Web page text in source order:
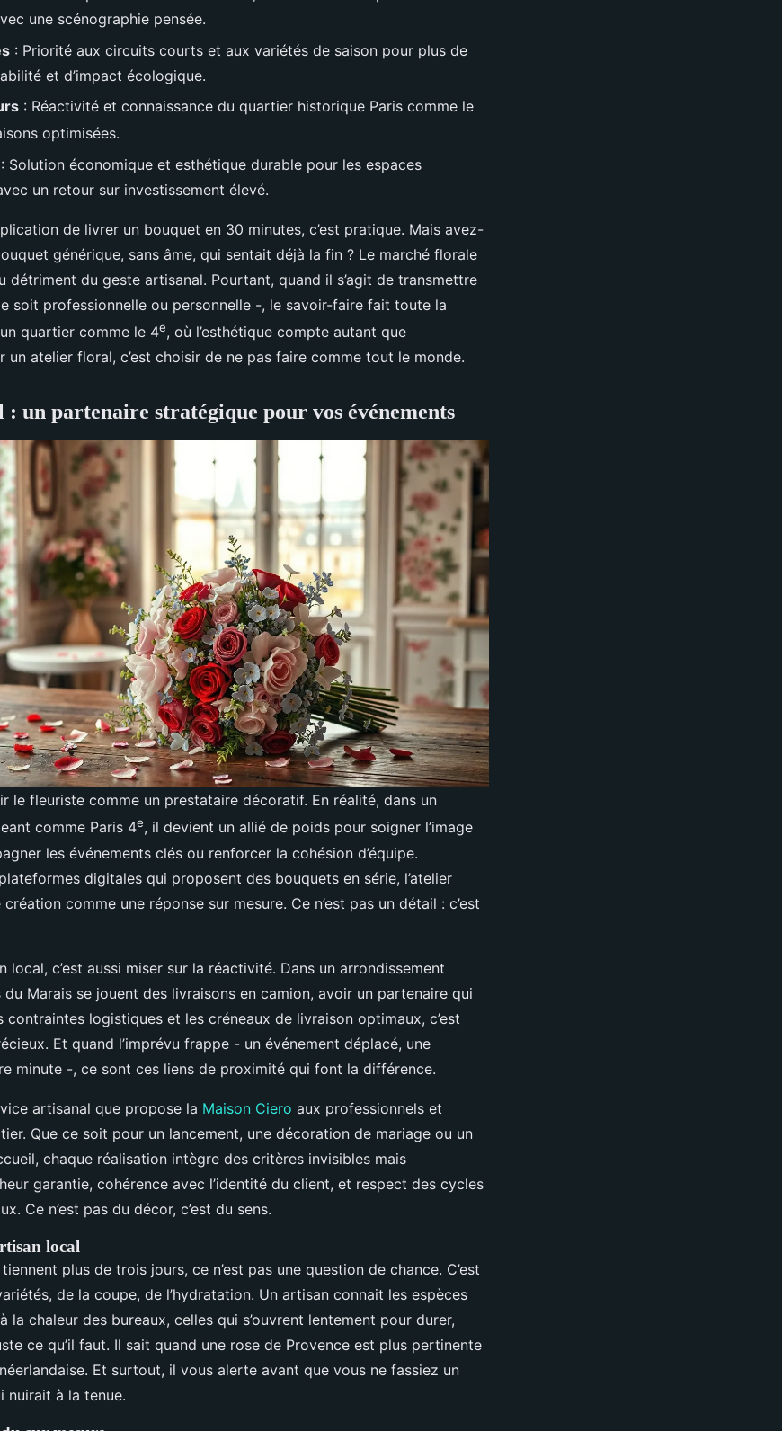
une scénographie pensée.
: Priorité aux circuits courts et aux variétés de saison pour plus de
et d’impact écologique.
: Réactivité et connaissance du quartier historique Paris comme le
optimisées.
: Solution économique et esthétique durable pour les espaces
un retour sur investissement élevé.
de livrer un bouquet en 30 minutes, c’est pratique. Mais avez-
générique, sans âme, qui sentait déjà la fin ? Le marché florale
détriment du geste artisanal. Pourtant, quand il s’agit de transmettre
soit professionnelle ou personnelle -, le savoir-faire fait toute la
quartier comme le 4e, où l’esthétique compte autant que
un atelier floral, c’est choisir de ne pas faire comme tout le monde.
un partenaire stratégique pour vos événements
le fleuriste comme un prestataire décoratif. En réalité, dans un
comme Paris 4e, il devient un allié de poids pour soigner l’image
les événements clés ou renforcer la cohésion d’équipe.
digitales qui proposent des bouquets en série, l’atelier
comme une réponse sur mesure. Ce n’est pas un détail : c’est
local, c’est aussi miser sur la réactivité. Dans un arrondissement
du Marais se jouent des livraisons en camion, avoir un partenaire qui
contraintes logistiques et les créneaux de livraison optimaux, c’est
Et quand l’imprévu frappe - un événement déplacé, une
minute -, ce sont ces liens de proximité qui font la différence.
artisanal que propose la Maison Ciero aux professionnels et
Que ce soit pour un lancement, une décoration de mariage ou un
chaque réalisation intègre des critères invisibles mais
garantie, cohérence avec l’identité du client, et respect des cycles
Ce n’est pas du décor, c’est du sens.
local
plus de trois jours, ce n’est pas une question de chance. C’est
de la coupe, de l’hydratation. Un artisan connait les espèces
la chaleur des bureaux, celles qui s’ouvrent lentement pour durer,
ce qu’il faut. Il sait quand une rose de Provence est plus pertinente
Et surtout, il vous alerte avant que vous ne fassiez un
nuirait à la tenue.